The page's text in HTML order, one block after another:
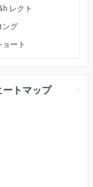
レクト
ング
ョート
トマップ